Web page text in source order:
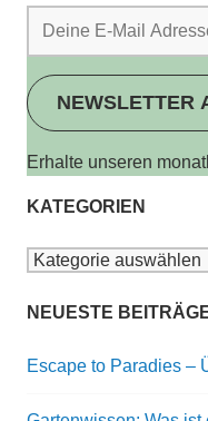
NEWSLETTER
Erhalte unseren
KATEGORIEN
Kategorien
NEUESTE
Escape to Paradies –